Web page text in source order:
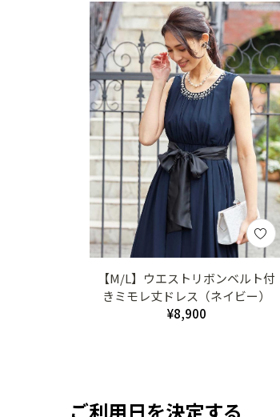
【M/L】ウエストリボンベルト付
きミモレ丈ドレス（ネイビー）
¥8,900
ご利用日を決定する